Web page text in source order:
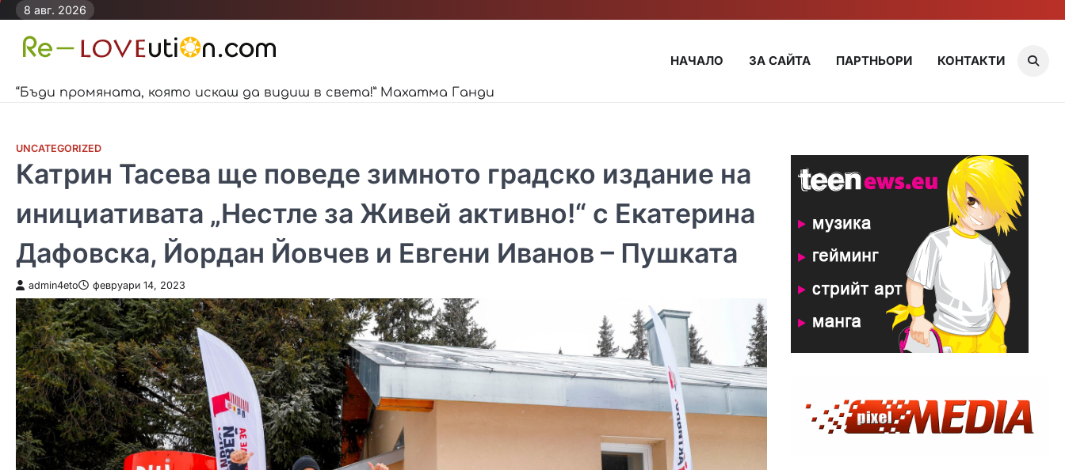
Skip
content
8 авг. 2026
“Бъди промяната, която искаш да видиш в света!” Махатма Ганди
НАЧАЛО ЗА САЙТА ПАРТНЬОРИ КОНТАКТИ
UNCATEGORIZED
Катрин Тасева ще поведе зимното градско издание на
инициативата „Нестле за Живей активно!“ с Екатерина
Дафовска, Йордан Йовчев и Евгени Иванов – Пушката
admin4eto февруари 14, 2023